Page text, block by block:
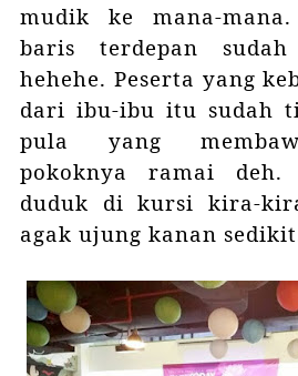
mudik ke mana-
baris terdepan
hehehe. Peserta yang
dari ibu-ibu itu sudah
pula yang
pokoknya ramai deh.
duduk di kursi kira-
agak ujung kanan